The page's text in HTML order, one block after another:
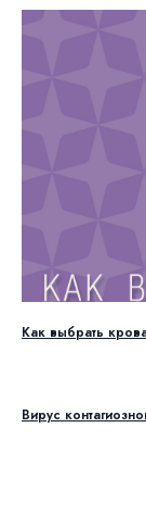
Как выбрать
Вирус